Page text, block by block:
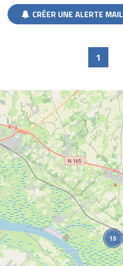
CRÉER UNE ALERTE MAIL
1
15